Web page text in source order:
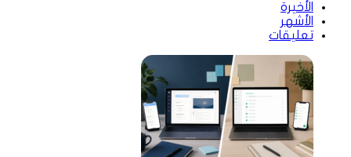
الأخيرة
الأشهر
تعليقات